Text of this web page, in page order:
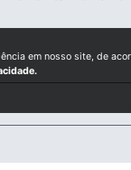
em nosso site, de